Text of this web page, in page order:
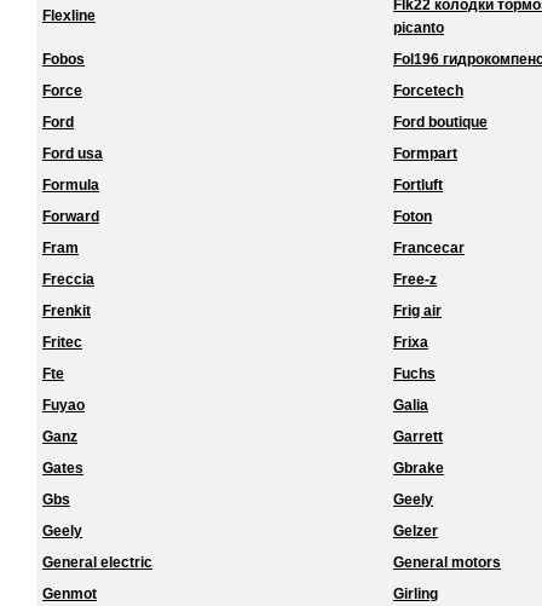
Flexline
Flk22 колодки
picanto
Fobos
Fol196
Force
Forcetech
Ford
Ford boutique
Ford usa
Formpart
Formula
Fortluft
Forward
Foton
Fram
Francecar
Freccia
Free-z
Frenkit
Frig air
Fritec
Frixa
Fte
Fuchs
Fuyao
Galia
Ganz
Garrett
Gates
Gbrake
Gbs
Geely
Geely
Gelzer
General electric
General motors
Genmot
Girling